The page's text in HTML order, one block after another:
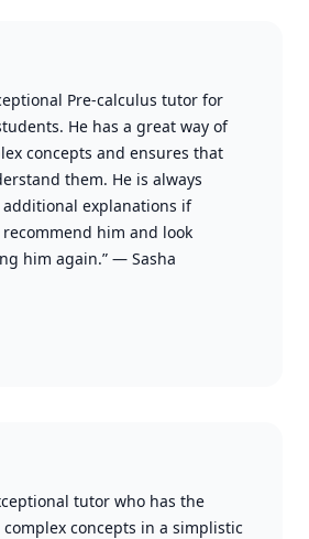
Pre-calculus tutor for
He has a great way of
concepts and ensures that
them. He is always
explanations if
him and look
him again.” — Sasha
tutor who has the
concepts in a simplistic